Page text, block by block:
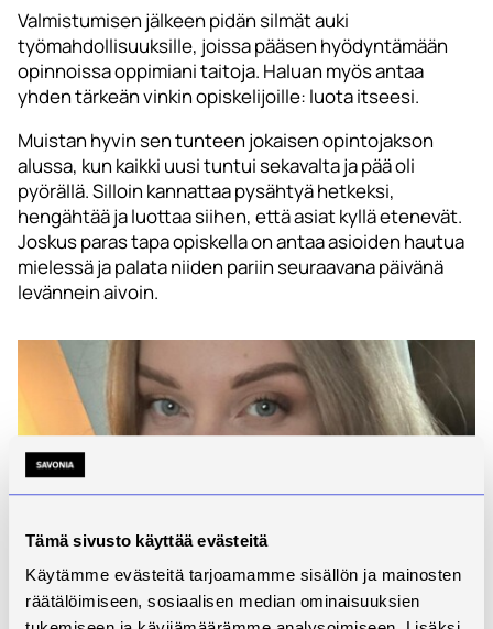
Tämä sivusto käyttää evästeitä
Käytämme evästeitä tarjoamamme sisällön ja mainosten
räätälöimiseen, sosiaalisen median ominaisuuksien
Valmistumisen jälkeen pidän silmät auki
työmahdollisuuksille, joissa pääsen hyödyntämään
opinnoissa oppimiani taitoja. Haluan myös antaa
yhden tärkeän vinkin opiskelijoille: luota itseesi.
Muistan hyvin sen tunteen jokaisen opintojakson
alussa, kun kaikki uusi tuntui sekavalta ja pää oli
pyörällä. Silloin kannattaa pysähtyä hetkeksi,
hengähtää ja luottaa siihen, että asiat kyllä etenevät.
Joskus paras tapa opiskella on antaa asioiden hautua
mielessä ja palata niiden pariin seuraavana päivänä
levännein aivoin.